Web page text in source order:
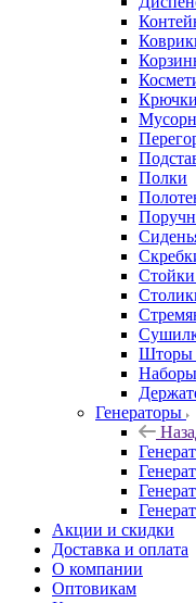
Полки
Стойки
Шторы
Наборы
Генераторы
Акции и скидки
Доставка и оплата
О компании
Оптовикам